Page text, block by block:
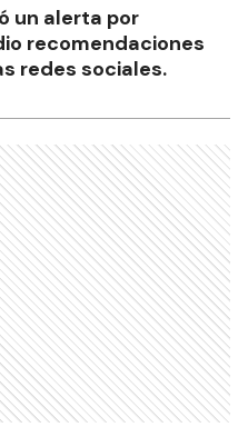
un alerta por
recomendaciones
redes sociales.